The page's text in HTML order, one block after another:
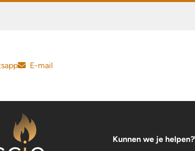
E-mail
Kunnen we je helpen?